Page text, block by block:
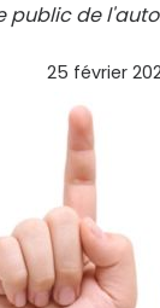
de
25 février